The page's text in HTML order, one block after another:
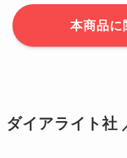
本商品に
ダイアライト社